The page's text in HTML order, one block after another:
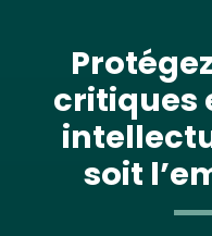
critiques
soit